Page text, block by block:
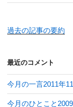
過去の記事の要約
最近のコメント
今月の一言2011年
今月のひとこと